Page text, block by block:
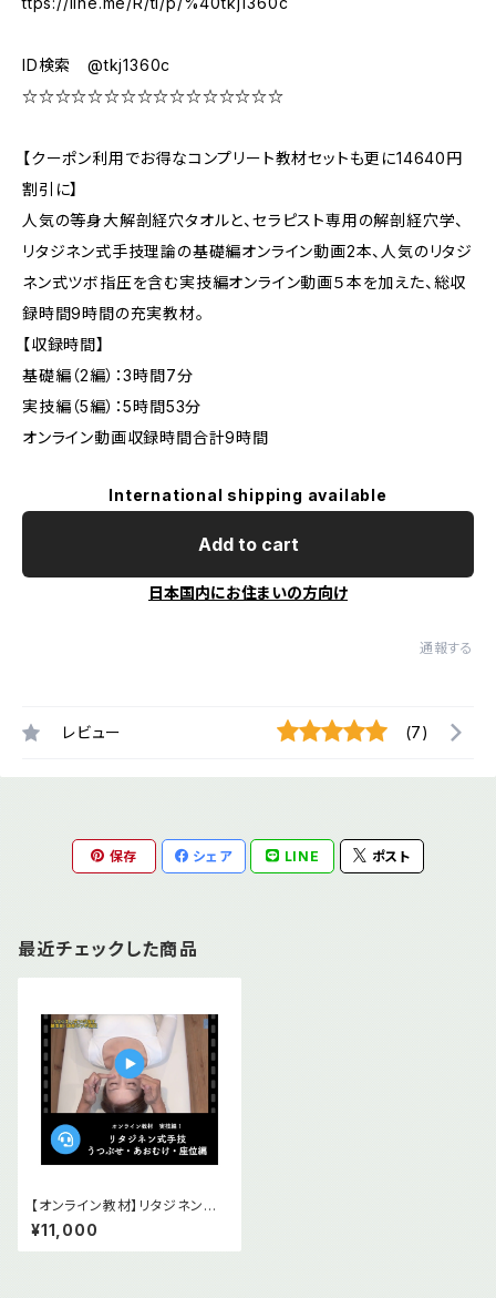
ID検索 @tkj1360c
☆☆☆☆☆☆☆☆☆☆☆☆☆☆☆☆
【クーポン利用でお得なコンプリート教材セットも更に14640円
割引に】
人気の等身大解剖経穴タオルと、セラピスト専用の解剖経穴学、
リタジネン式手技理論の基礎編オンライン動画2本、人気のリタジ
ネン式ツボ指圧を含む実技編オンライン動画５本を加えた、総収
録時間9時間の充実教材。
【収録時間】
基礎編（2編）：3時間7分
実技編（5編）：5時間53分
オンライン動画収録時間合計9時間
International shipping available
Add to cart
日本国内にお住まいの方向け
通報する
レビュー (7)
保存 シェア LINE ポスト
最近チェックした商品
【オンライン教材】リタジネン指
圧 うつぶせ・あおむけ・座位編
¥11,000